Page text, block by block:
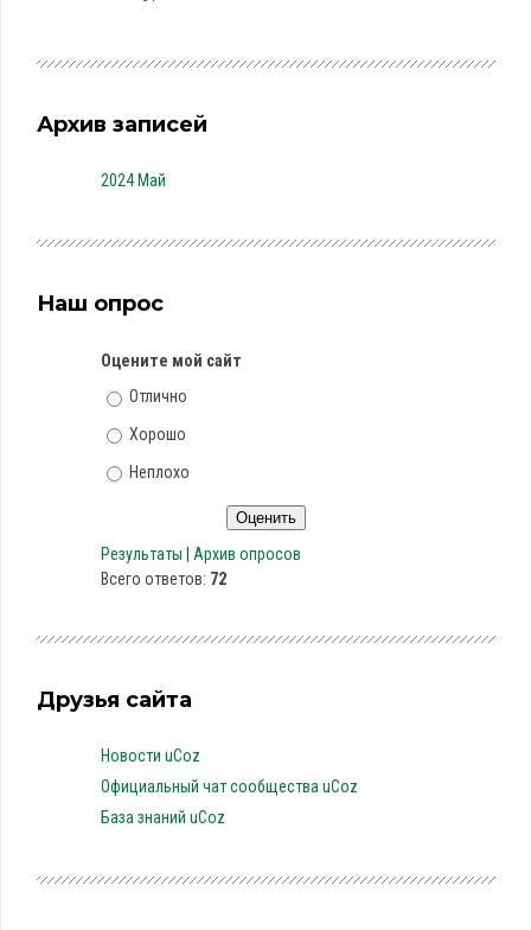
Архив записей
2024 Май
Наш опрос
Оцените мой сайт
Отлично
Хорошо
Неплохо
Результаты
Архив опросов
Всего ответов: 72
Друзья сайта
Новости uCoz
Официальный чат сообщества uCoz
База знаний uCoz